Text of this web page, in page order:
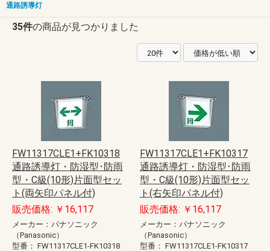
通路誘導灯
35件の商品が見つかりました
FW11317CLE1+FK10318
通路誘導灯・防湿型･防雨
型・C級(10形)片面型セッ
ト(両矢印パネル付)
販売価格: ￥16,117
メーカー：パナソニック
（Panasonic）
型番： FW11317CLE1-FK10318
FW11317CLE1+FK10317
通路誘導灯・防湿型･防雨
型・C級(10形)片面型セッ
ト(右矢印パネル付)
販売価格: ￥16,117
メーカー：パナソニック
（Panasonic）
型番： FW11317CLE1-FK10317